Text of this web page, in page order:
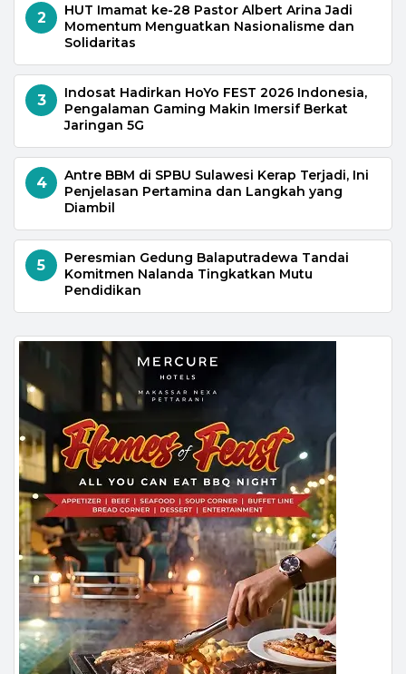
2
HUT Imamat ke-28 Pastor Albert Arina Jadi
Momentum Menguatkan Nasionalisme dan
Solidaritas
3
Indosat Hadirkan HoYo FEST 2026 Indonesia,
Pengalaman Gaming Makin Imersif Berkat
Jaringan 5G
4
Antre BBM di SPBU Sulawesi Kerap Terjadi, Ini
Penjelasan Pertamina dan Langkah yang
Diambil
5
Peresmian Gedung Balaputradewa Tandai
Komitmen Nalanda Tingkatkan Mutu
Pendidikan